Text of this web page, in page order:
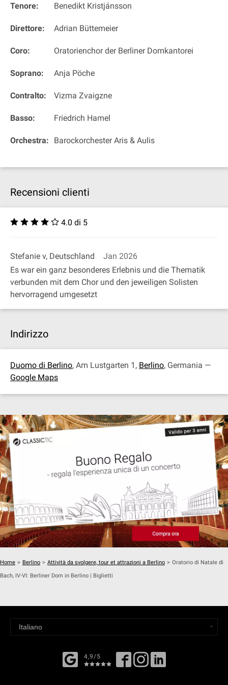
Tenore: Benedikt Kristjánsson
Direttore: Adrian Büttemeier
Coro: Oratorienchor der Berliner Domkantorei
Soprano: Anja Pöche
Contralto: Vizma Zvaigzne
Basso: Friedrich Hamel
Orchestra: Barockorchester Aris & Aulis
Recensioni clienti
4.0 di 5
Stefanie v, Deutschland
Jan 2026
Es war ein ganz besonderes Erlebnis und die Thematik
verbunden mit dem Chor und den jeweiligen Solisten
hervorragend umgesetzt
Indirizzo
Duomo di Berlino, Am Lustgarten 1, Berlino, Germania —
Google Maps
Home > Berlino > Attività da svolgere, tour et attrazioni a Berlino > Oratorio di Natale di
Bach, IV-VI: Berliner Dom in Berlino | Biglietti
4,9/5